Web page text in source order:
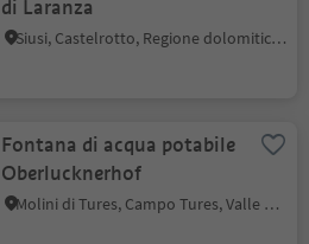
di Laranza
Siusi, Castelrotto, Regione dolomitica Alpe di Siusi
Fontana di acqua potabile
Oberlucknerhof
Molini di Tures, Campo Tures, Valle Aurina